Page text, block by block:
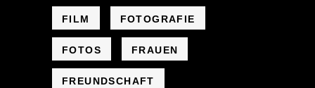
FILM FOTOGRAFIE
FOTOS FRAUEN
FREUNDSCHAFT